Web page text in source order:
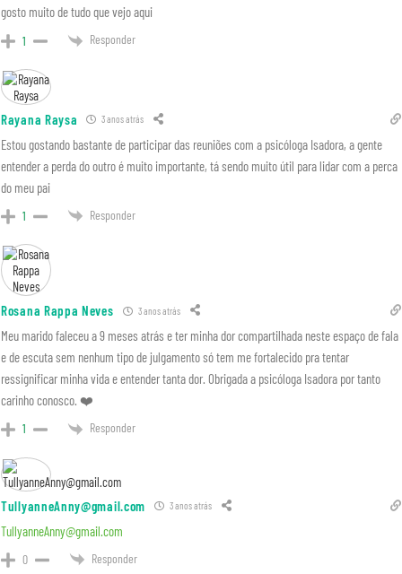
gosto muito de tudo que vejo aqui
1 Responder
Rayana Raysa 3 anos atrás
Estou gostando bastante de participar das reuniões com a psicóloga Isadora, a gente
entender a perda do outro é muito importante, tá sendo muito útil para lidar com a perca
do meu pai
1 Responder
Rosana Rappa Neves 3 anos atrás
Meu marido faleceu a 9 meses atrás e ter minha dor compartilhada neste espaço de fala
e de escuta sem nenhum tipo de julgamento só tem me fortalecido pra tentar
ressignificar minha vida e entender tanta dor. Obrigada a psicóloga Isadora por tanto
carinho conosco. ❤️
1 Responder
TullyanneAnny@gmail.com 3 anos atrás
TullyanneAnny@gmail.com
0 Responder